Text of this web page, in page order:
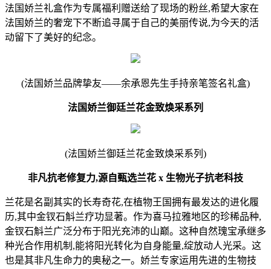
法国娇兰礼盒作为专属福利赠送给了现场的粉丝,希望大家在
法国娇兰的奢宠下不断追寻属于自己的美丽传说,为今天的活
动留下了美好的纪念。
(法国娇兰品牌挚友——余承恩先生手持亲笔签名礼盒)
法国娇兰御廷兰花金致焕采系列
(法国娇兰御廷兰花金致焕采系列)
非凡抗老修复力,源自甄选兰花 x 生物光子抗老科技
兰花是名副其实的长寿奇花,在植物王国拥有最发达的进化履
历,其中金钗石斛兰疗功显著。作为喜马拉雅地区的珍稀品种,
金钗石斛兰广泛分布于阳光充沛的山巅。这种自然瑰宝承继多
种光合作用机制,能将阳光转化为自身能量,绽放动人光采。这
也是其非凡生命力的奥秘之一。娇兰专家运用先进的生物技